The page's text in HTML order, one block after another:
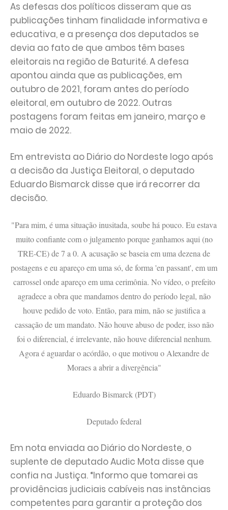
As defesas dos políticos disseram que as
publicações tinham finalidade informativa e
educativa, e a presença dos deputados se
devia ao fato de que ambos têm bases
eleitorais na região de Baturité. A defesa
apontou ainda que as publicações, em
outubro de 2021, foram antes do período
eleitoral, em outubro de 2022. Outras
postagens foram feitas em janeiro, março e
maio de 2022.
Em entrevista ao Diário do Nordeste logo após
a decisão da Justiça Eleitoral, o deputado
Eduardo Bismarck disse que irá recorrer da
decisão.
"Para mim, é uma situação inusitada, soube há pouco. Eu estava
muito confiante com o julgamento porque ganhamos aqui (no
TRE-CE) de 7 a 0. A acusação se baseia em uma dezena de
postagens e eu apareço em uma só, de forma 'en passant', em um
carrossel onde apareço em uma cerimônia. No vídeo, o prefeito
agradece a obra que mandamos dentro do período legal, não
houve pedido de voto. Então, para mim, não se justifica a
cassação de um mandato. Não houve abuso de poder, isso não
foi o diferencial, é irrelevante, não houve diferencial nenhum.
Agora é aguardar o acórdão, o que motivou o Alexandre de
Moraes a abrir a divergência"
Eduardo Bismarck (PDT)
Deputado federal
Em nota enviada ao Diário do Nordeste, o
suplente de deputado Audic Mota disse que
confia na Justiça. “Informo que tomarei as
providências judiciais cabíveis nas instâncias
competentes para garantir a proteção dos